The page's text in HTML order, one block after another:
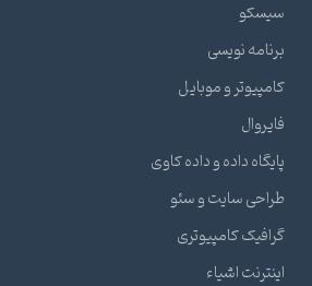
سیسکو
برنامه نویسی
کامپیوتر و موبایل
فایروال
پایگاه داده و داده کاوی
طراحی سایت و سئو
گرافیک کامپیوتری
اینترنت اشیاء